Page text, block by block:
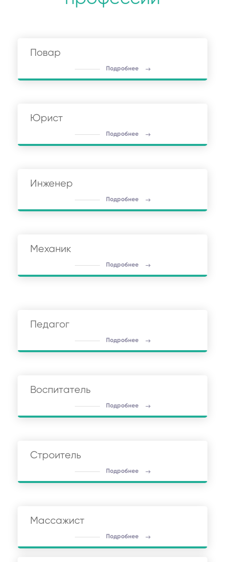
Повар
Подробнее
Юрист
Подробнее
Инженер
Подробнее
Механик
Подробнее
Педагог
Подробнее
Воспитатель
Подробнее
Строитель
Подробнее
Массажист
Подробнее